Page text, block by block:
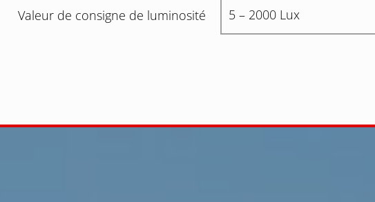
Valeur de consigne de luminosité 5 – 2000 Lux